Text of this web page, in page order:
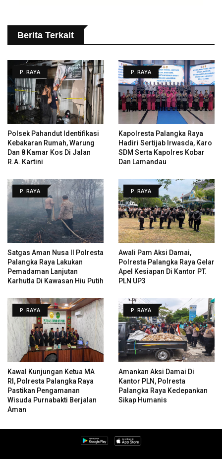
Berita Terkait
P. RAYA
Polsek Pahandut Identifikasi
Kebakaran Rumah, Warung
Dan 8 Kamar Kos Di Jalan
R.A. Kartini
P. RAYA
Kapolresta Palangka Raya
Hadiri Sertijab Irwasda, Karo
SDM Serta Kapolres Kobar
Dan Lamandau
P. RAYA
Satgas Aman Nusa II Polresta
Palangka Raya Lakukan
Pemadaman Lanjutan
Karhutla Di Kawasan Hiu Putih
P. RAYA
Awali Pam Aksi Damai,
Polresta Palangka Raya Gelar
Apel Kesiapan Di Kantor PT.
PLN UP3
P. RAYA
Kawal Kunjungan Ketua MA
RI, Polresta Palangka Raya
Pastikan Pengamanan
Wisuda Purnabakti Berjalan
Aman
P. RAYA
Amankan Aksi Damai Di
Kantor PLN, Polresta
Palangka Raya Kedepankan
Sikap Humanis